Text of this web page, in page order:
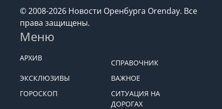
© 2008-2026 Новости Оренбурга Orenday. Все
права защищены.
Меню
АРХИВ
СПРАВОЧНИК
ЭКСКЛЮЗИВЫ
ВАЖНОЕ
ГОРОСКОП
СИТУАЦИЯ НА
ДОРОГАХ